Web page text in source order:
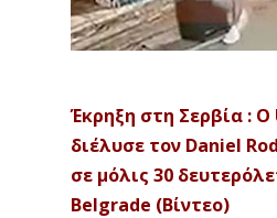
Έκρηξη στη Σερβία : Ο
διέλυσε τον Daniel
σε μόλις 30
Belgrade (Βίντεο)